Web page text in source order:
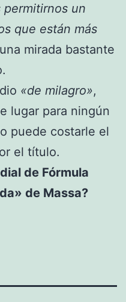
permitirnos un
que están más
mirada bastante
«de milagro»,
lugar para ningún
puede costarle el
el título.
de Fórmula
de Massa?